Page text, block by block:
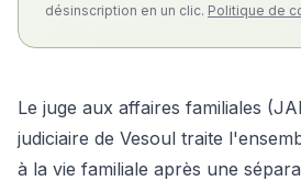
désinscription en un clic. Politique de
Le juge aux affaires familiales
judiciaire de Vesoul traite
à la vie familiale après une